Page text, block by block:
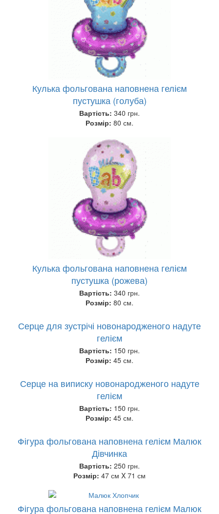
Кулька фольгована наповнена гелієм
пустушка (голуба)
Вартість: 340 грн.
Розмір: 80 см.
Кулька фольгована наповнена гелієм
пустушка (рожева)
Вартість: 340 грн.
Розмір: 80 см.
Серце для зустрічі новонародженого надуте
гелієм
Вартість: 150 грн.
Розмір: 45 см.
Серце на виписку новонародженого надуте
гелієм
Вартість: 150 грн.
Розмір: 45 см.
Фігура фольгована наповнена гелієм Малюк
Дівчинка
Вартість: 250 грн.
Розмір: 47 см X 71 см
Фігура фольгована наповнена гелієм Малюк